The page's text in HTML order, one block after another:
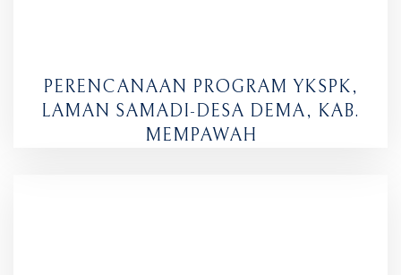
PERENCANAAN PROGRAM YKSPK,
LAMAN SAMADI-DESA DEMA, KAB.
MEMPAWAH